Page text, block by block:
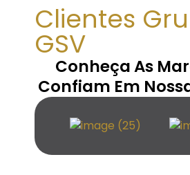
Clientes
GSV
Conheça As
Confiam Em